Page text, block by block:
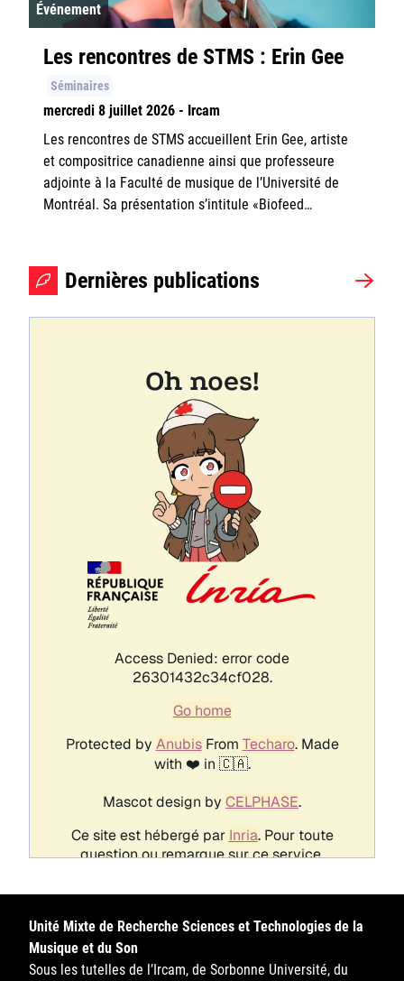
Événement
Les rencontres de STMS : Erin Gee
Séminaires
mercredi 8 juillet 2026 - Ircam
Les rencontres de STMS accueillent Erin Gee, artiste
et compositrice canadienne ainsi que professeure
adjointe à la Faculté de musique de l’Université de
Montréal. Sa présentation s’intitule «Biofeed…
Dernières publications
Unité Mixte de Recherche Sciences et Technologies de la
Musique et du Son
Sous les tutelles de l’Ircam, de Sorbonne Université, du